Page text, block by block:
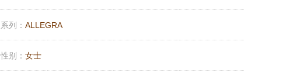
系列： ALLEGRA
性别： 女士